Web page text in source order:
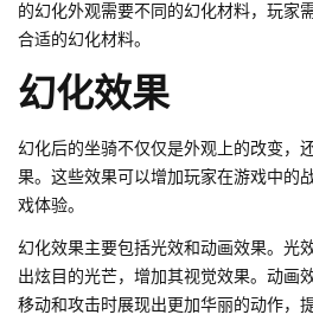
的幻化外观需要不同的幻化材料，玩家
合适的幻化材料。
幻化效果
幻化后的坐骑不仅仅是外观上的改变，
果。这些效果可以增加玩家在游戏中的
戏体验。
幻化效果主要包括光效和动画效果。光
出炫目的光芒，增加其视觉效果。动画
移动和攻击时展现出更加华丽的动作，